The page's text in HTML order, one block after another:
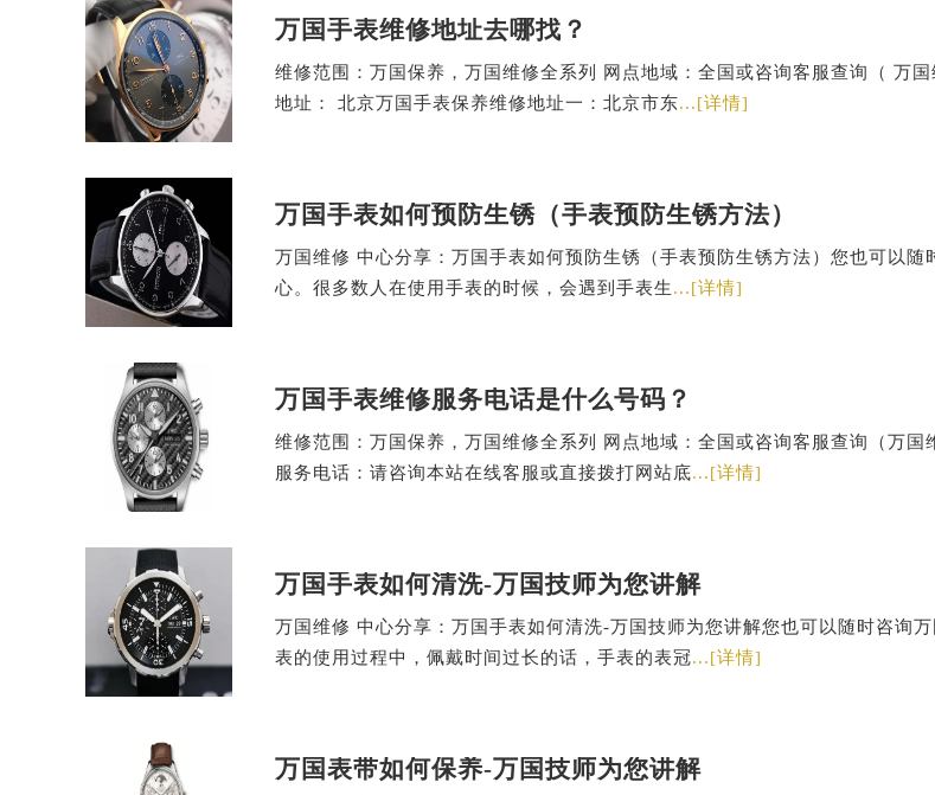
万国手表维修地址去哪找？
维修范围：万国保养，万国维修全系列 网点地域：全国或咨询客服查询（ 万
地址： 北京万国手表保养维修地址一：北京市东...[详情]
万国手表如何预防生锈（手表预防生锈方法）
万国维修 中心分享：万国手表如何预防生锈（手表预防生锈方法）您也可以随
心。很多数人在使用手表的时候，会遇到手表生...[详情]
万国手表维修服务电话是什么号码？
维修范围：万国保养，万国维修全系列 网点地域：全国或咨询客服查询（万国
服务电话：请咨询本站在线客服或直接拨打网站底...[详情]
万国手表如何清洗-万国技师为您讲解
万国维修 中心分享：万国手表如何清洗-万国技师为您讲解您也可以随时咨询
表的使用过程中，佩戴时间过长的话，手表的表冠...[详情]
万国表带如何保养-万国技师为您讲解